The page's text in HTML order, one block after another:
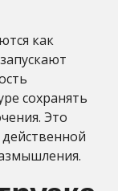
как
сохранять
Это